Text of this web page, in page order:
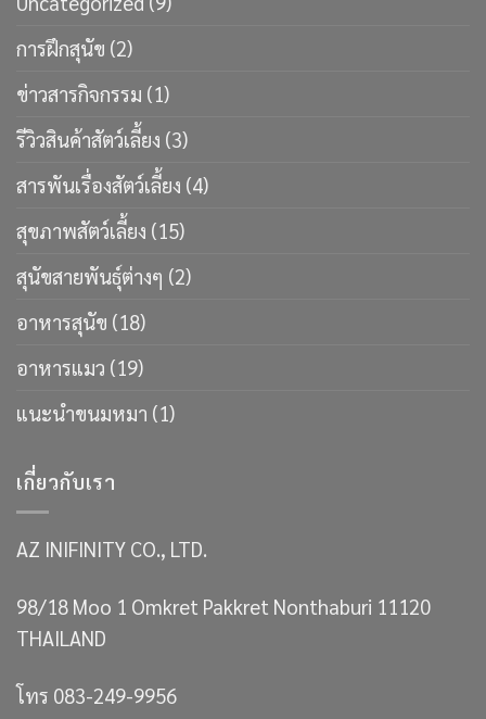
การฝึกสุนัข (2)
ข่าวสารกิจกรรม (1)
รีวิวสินค้าสัตว์เลี้ยง (3)
สารพันเรื่องสัตว์เลี้ยง (4)
สุขภาพสัตว์เลี้ยง (15)
สุนัขสายพันธ์ุต่างๆ (2)
อาหารสุนัข (18)
อาหารแมว (19)
แนะนำขนมหมา (1)
เกี่ยวกับเรา
AZ INIFINITY CO., LTD.
98/18 Moo 1 Omkret Pakkret Nonthaburi 11120
THAILAND
โทร 083-249-9956